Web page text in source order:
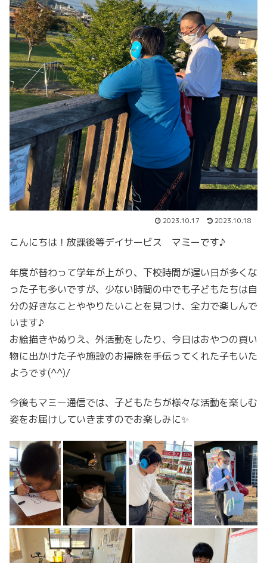
2023.10.17 2023.10.18
こんにちは！放課後等デイサービス マミーです♪
年度が替わって学年が上がり、下校時間が遅い日が多くな
った子も多いですが、少ない時間の中でも子どもたちは自
分の好きなことややりたいことを見つけ、全力で楽しんで
います♪
お絵描きやぬりえ、外活動をしたり、今日はおやつの買い
物に出かけた子や施設のお掃除を手伝ってくれた子もいた
ようです(^^)/
今後もマミー通信では、子どもたちが様々な活動を楽しむ
姿をお届けしていきますのでお楽しみに✨